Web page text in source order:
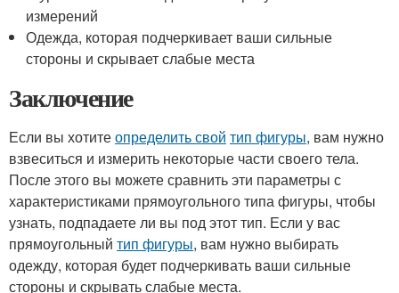
измерений
Одежда, которая подчеркивает ваши сильные
стороны и скрывает слабые места
Заключение
Если вы хотитеопределить свой тип фигуры, вам нужно
взвеситься и измерить некоторые части своего тела.
После этого вы можете сравнить эти параметры с
характеристиками прямоугольного типа фигуры, чтобы
узнать, подпадаете ли вы под этот тип. Если у вас
прямоугольный тип фигуры, вам нужно выбирать
одежду, которая будет подчеркивать ваши сильные
стороны и скрывать слабые места.